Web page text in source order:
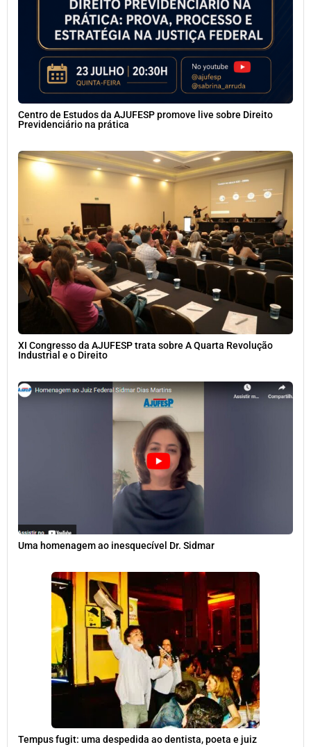
Centro de Estudos da AJUFESP promove live sobre Direito
Previdenciário na prática
XI Congresso da AJUFESP trata sobre A Quarta Revolução
Industrial e o Direito
Uma homenagem ao inesquecível Dr. Sidmar
Tempus fugit: uma despedida ao dentista, poeta e juiz